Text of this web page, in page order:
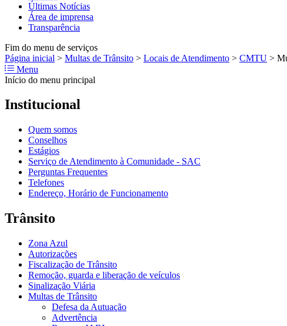
Últimas Notícias
Área de imprensa
Transparência
Fim do menu de serviços
Página inicial > Multas de Trânsito > Locais de Atendimento > CMTU >
Menu
Início do menu principal
Institucional
Quem somos
Conselhos
Estágios
Serviço de Atendimento à Comunidade - SAC
Perguntas Frequentes
Telefones
Endereço, Horário de Funcionamento
Trânsito
Zona Azul
Autorizações
Fiscalização de Trânsito
Remoção, guarda e liberação de veículos
Sinalização Viária
Multas de Trânsito
Defesa da Autuação
Advertência